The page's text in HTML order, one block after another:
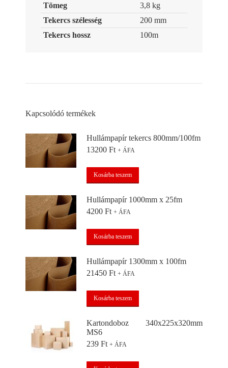
Tömeg
3,8 kg
Tekercs szélesség
200 mm
Tekercs hossz
100m
Kapcsolódó termékek
Hullámpapír tekercs 800mm/100fm
13200 Ft + ÁFA
Kosárba teszem
Hullámpapír 1000mm x 25fm
4200 Ft + ÁFA
Kosárba teszem
Hullámpapír 1300mm x 100fm
21450 Ft + ÁFA
Kosárba teszem
Kartondoboz 340x225x320mm
MS6
239 Ft + ÁFA